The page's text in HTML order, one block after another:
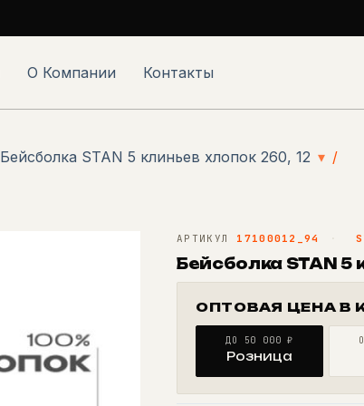
О Компании Контакты
Бейсболка STAN 5 клиньев хлопок 260, 12 ▾ /
АРТИКУЛ 17100012_94 ·
Бейсболка STAN 5
ОПТОВАЯ ЦЕНА В
ДО 50 000 ₽
Розница